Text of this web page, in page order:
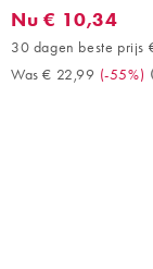
Nu € 10,34. 30
Nu € 10,34
30 dagen beste prijs
Was € 22,99 (-55%)